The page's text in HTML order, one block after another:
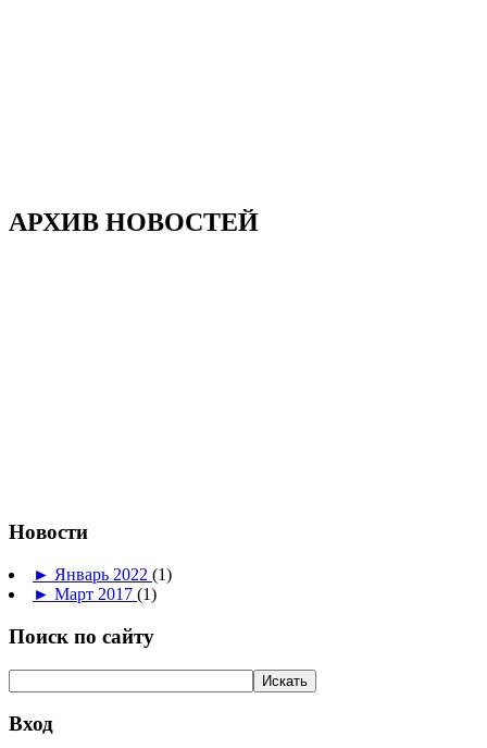
АРХИВ НОВОСТЕЙ
Новости
► Январь 2022 (1)
► Март 2017 (1)
Поиск по сайту
Вход